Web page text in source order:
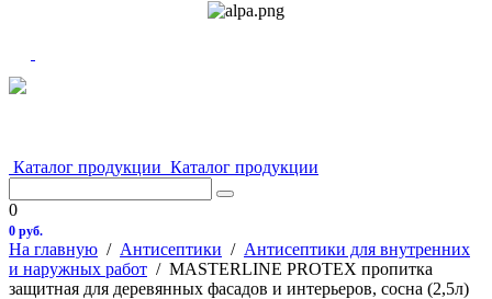
Каталог продукции Каталог продукции
0
0 руб.
На главную / Антисептики / Антисептики для внутренних
и наружных работ / MASTERLINE PROTEX пропитка
защитная для деревянных фасадов и интерьеров, сосна (2,5л)